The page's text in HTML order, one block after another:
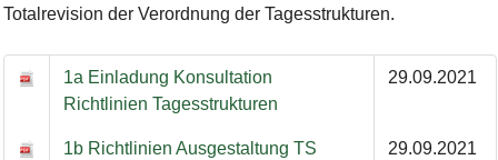
Totalrevision der Verordnung der Tagesstrukturen.
1a Einladung Konsultation
Richtlinien Tagesstrukturen
29.09.2021
1b Richtlinien Ausgestaltung TS 29.09.2021